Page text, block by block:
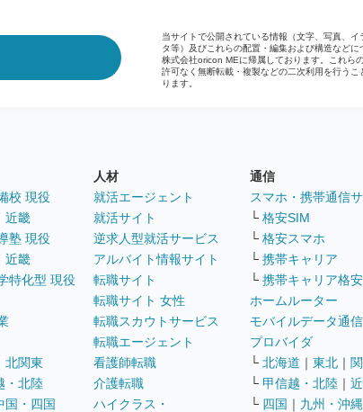
当サイトで公開されている情報（文字、写真、イ
タ等）及びこれらの配置・編集および構造などに
株式会社oricon MEに帰属しております。これら
許可なく無断転載・複製などの二次利用を行うこ
ります。
校 現役
近畿
塾 現役
近畿
特化型 現役
北関東
・北陸
国・四国
人材
就活エージェント
就活サイト
逆求人型就活サービス
アルバイト情報サイト
転職サイト
転職サイト 女性
転職スカウトサービス
転職エージェント
看護師転職
介護転職
ハイクラス・
通信
スマホ・携帯通信
└ 格安SIM
└ 格安スマホ
└ 携帯キャリア
└ 携帯キャリア格
ホームルーター
モバイルデータ通信
プロバイダ
└ 北海道 ｜ 東北 ｜
└ 甲信越・北陸 ｜
└ 四国 ｜ 九州・沖縄